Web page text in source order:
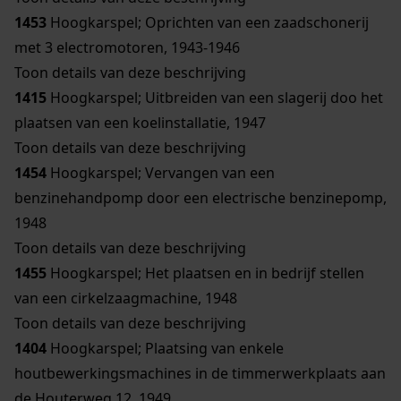
1453 Hoogkarspel; Oprichten van een zaadschonerij
met 3 electromotoren, 1943-1946
Toon details van deze beschrijving
1415 Hoogkarspel; Uitbreiden van een slagerij doo het
plaatsen van een koelinstallatie, 1947
Toon details van deze beschrijving
1454 Hoogkarspel; Vervangen van een
benzinehandpomp door een electrische benzinepomp,
1948
Toon details van deze beschrijving
1455 Hoogkarspel; Het plaatsen en in bedrijf stellen
van een cirkelzaagmachine, 1948
Toon details van deze beschrijving
1404 Hoogkarspel; Plaatsing van enkele
houtbewerkingsmachines in de timmerwerkplaats aan